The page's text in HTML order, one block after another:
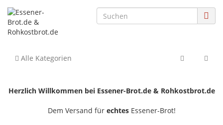
Alle Kategorien
Herzlich Willkommen bei Essener-Brot.de & Rohkostbrot.de
Dem Versand für echtesEssener-Brot!